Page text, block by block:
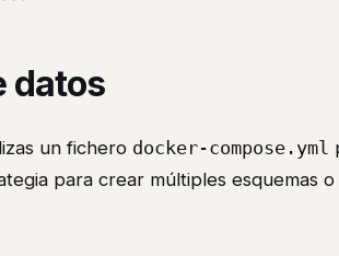
datos
un fichero docker-compose.yml
para crear múltiples esquemas